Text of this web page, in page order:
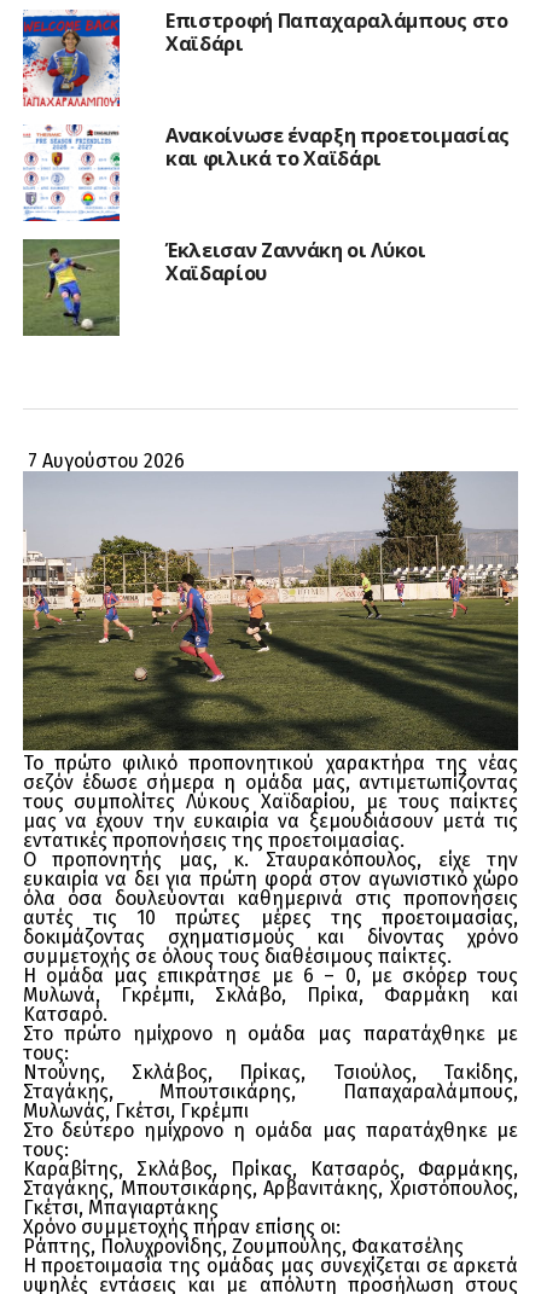
Επιστροφή Παπαχαραλάμπους στο
Χαϊδάρι
Ανακοίνωσε έναρξη προετοιμασίας
και φιλικά το Χαϊδάρι
Έκλεισαν Ζαννάκη οι Λύκοι
Χαϊδαρίου
7 Αυγούστου 2026
Το πρώτο φιλικό προπονητικού χαρακτήρα της νέας
σεζόν έδωσε σήμερα η ομάδα μας, αντιμετωπίζοντας
τους συμπολίτες Λύκους Χαϊδαρίου, με τους παίκτες
μας να έχουν την ευκαιρία να ξεμουδιάσουν μετά τις
εντατικές προπονήσεις της προετοιμασίας.
Ο προπονητής μας, κ. Σταυρακόπουλος, είχε την
ευκαιρία να δει για πρώτη φορά στον αγωνιστικό χώρο
όλα όσα δουλεύονται καθημερινά στις προπονήσεις
αυτές τις 10 πρώτες μέρες της προετοιμασίας,
δοκιμάζοντας σχηματισμούς και δίνοντας χρόνο
συμμετοχής σε όλους τους διαθέσιμους παίκτες.
Η ομάδα μας επικράτησε με 6 – 0, με σκόρερ τους
Μυλωνά, Γκρέμπι, Σκλάβο, Πρίκα, Φαρμάκη και
Κατσαρό.
Στο πρώτο ημίχρονο η ομάδα μας παρατάχθηκε με
τους:
Ντούνης, Σκλάβος, Πρίκας, Τσιούλος, Τακίδης,
Σταγάκης, Μπουτσικάρης, Παπαχαραλάμπους,
Μυλωνάς, Γκέτσι, Γκρέμπι
Στο δεύτερο ημίχρονο η ομάδα μας παρατάχθηκε με
τους:
Καραβίτης, Σκλάβος, Πρίκας, Κατσαρός, Φαρμάκης,
Σταγάκης, Μπουτσικάρης, Αρβανιτάκης, Χριστόπουλος,
Γκέτσι, Μπαγιαρτάκης
Χρόνο συμμετοχής πήραν επίσης οι:
Ράπτης, Πολυχρονίδης, Ζουμπούλης, Φακατσέλης
Η προετοιμασία της ομάδας μας συνεχίζεται σε αρκετά
υψηλές εντάσεις και με απόλυτη προσήλωση στους